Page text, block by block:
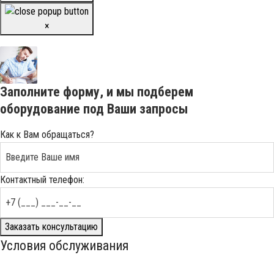
×
Заполните форму, и мы подберем
оборудование под Ваши запросы
Как к Вам обращаться?
Контактный телефон:
Заказать консультацию
Условия обслуживания